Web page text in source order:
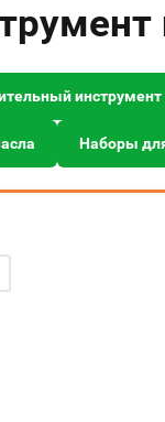
инструмент
Наборы